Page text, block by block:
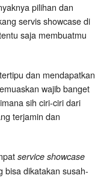
pilihan dan
servis showcase di
saja membuatmu
dan mendapatkan
wajib banget
sih ciri-ciri dari
terjamin dan
service showcase
bisa dikatakan susah-